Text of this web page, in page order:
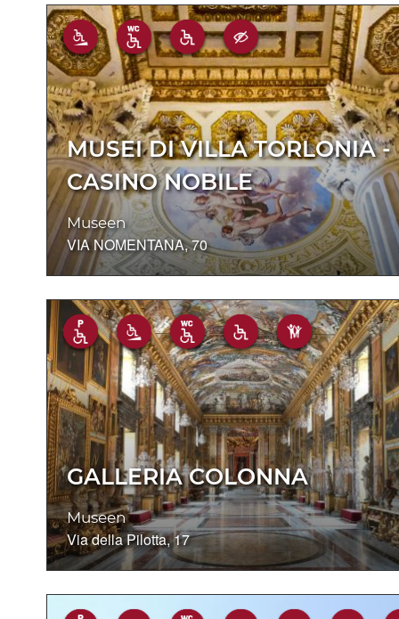
MUSEI DI VILLA TORLONIA -
CASINO NOBILE
Museen
VIA NOMENTANA, 70
GALLERIA COLONNA
Museen
Via della Pilotta, 17